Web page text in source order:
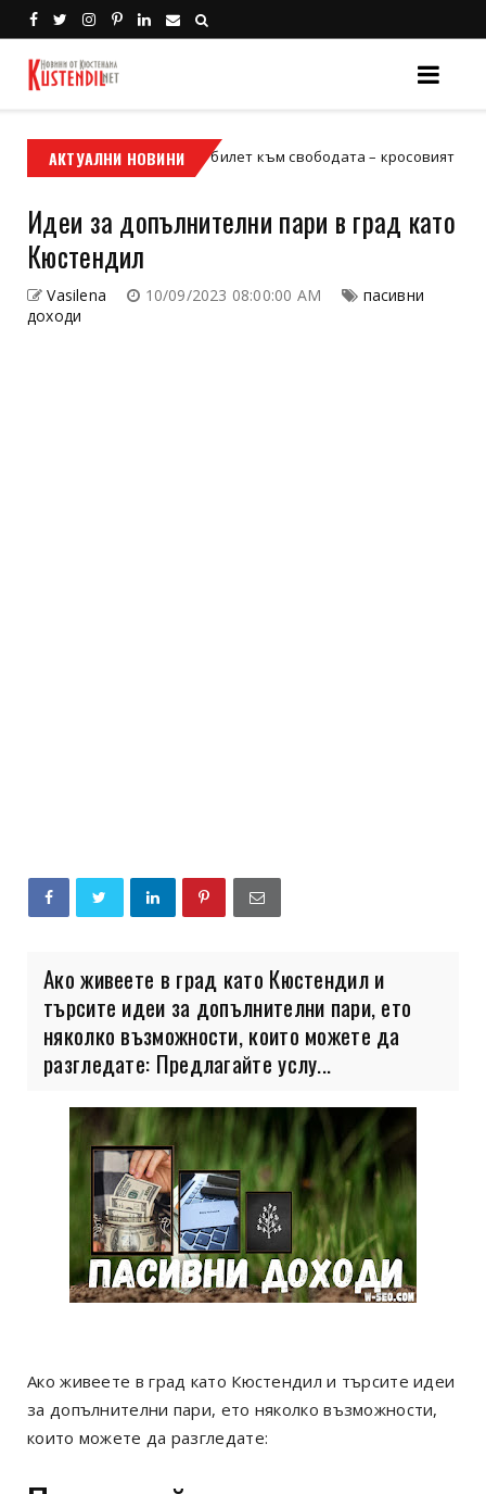
АКТУАЛНИ НОВИНИ
Кой е твоят билет към свободата – кросовият мотор или ATV?
Идеи за допълнителни пари в град като
Кюстендил
Vasilena 10/09/2023 08:00:00 AM
пасивни
доходи
Ако живеете в град като Кюстендил и
търсите идеи за допълнителни пари, ето
няколко възможности, които можете да
разгледате: Предлагайте услу...
Ако живеете в град като Кюстендил и търсите идеи
за допълнителни пари, ето няколко възможности,
които можете да разгледате: